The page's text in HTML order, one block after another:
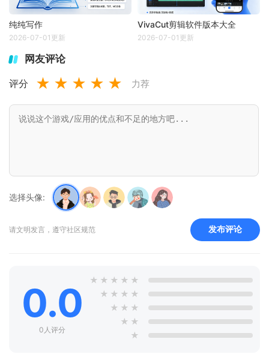
纯纯写作
2026-07-01更新
VivaCut剪辑软件版本大全
2026-07-01更新
网友评论
评分 ★ ★ ★ ★ ★ 力荐
选择头像:
请文明发言，遵守社区规范 发布评论
0.0
0人评分
★ ★ ★ ★ ★
★ ★ ★ ★
★ ★ ★
★ ★
★